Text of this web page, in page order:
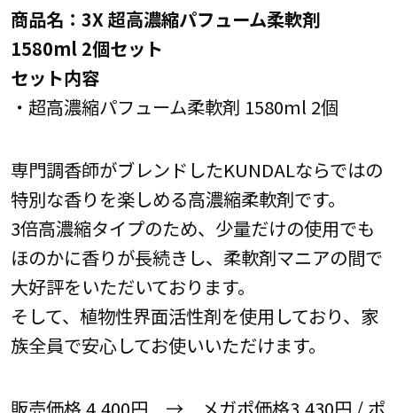
商品名：3X 超高濃縮パフューム柔軟剤
1580ml 2個セット
セット内容
・超高濃縮パフューム柔軟剤 1580ml 2個
専門調香師がブレンドしたKUNDALならではの
特別な香りを楽しめる高濃縮柔軟剤です。
3倍高濃縮タイプのため、少量だけの使用でも
ほのかに香りが長続きし、柔軟剤マニアの間で
大好評をいただいております。
そして、植物性界面活性剤を使用しており、家
族全員で安心してお使いいただけます。